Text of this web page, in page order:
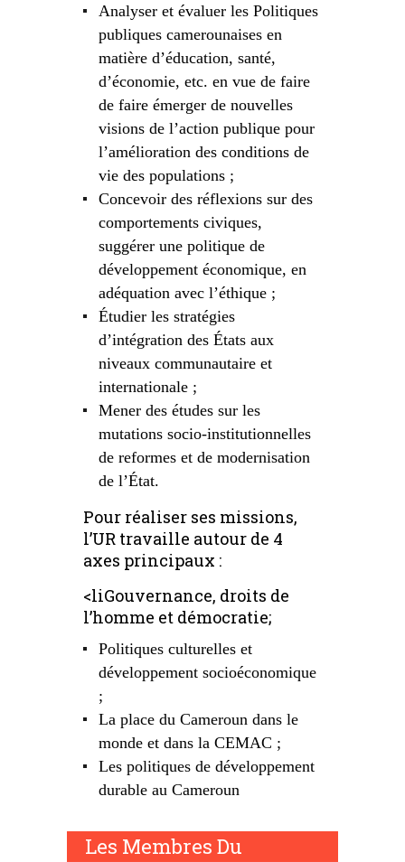
Analyser et évaluer les Politiques
publiques camerounaises en
matière d’éducation, santé,
d’économie, etc. en vue de faire
de faire émerger de nouvelles
visions de l’action publique pour
l’amélioration des conditions de
vie des populations ;
Concevoir des réflexions sur des
comportements civiques,
suggérer une politique de
développement économique, en
adéquation avec l’éthique ;
Étudier les stratégies
d’intégration des États aux
niveaux communautaire et
internationale ;
Mener des études sur les
mutations socio-institutionnelles
de reformes et de modernisation
de l’État.
Pour réaliser ses missions,
l’UR travaille autour de 4
axes principaux :
<liGouvernance, droits de
l’homme et démocratie;
Politiques culturelles et
développement socioéconomique
;
La place du Cameroun dans le
monde et dans la CEMAC ;
Les politiques de développement
durable au Cameroun
Les Membres Du